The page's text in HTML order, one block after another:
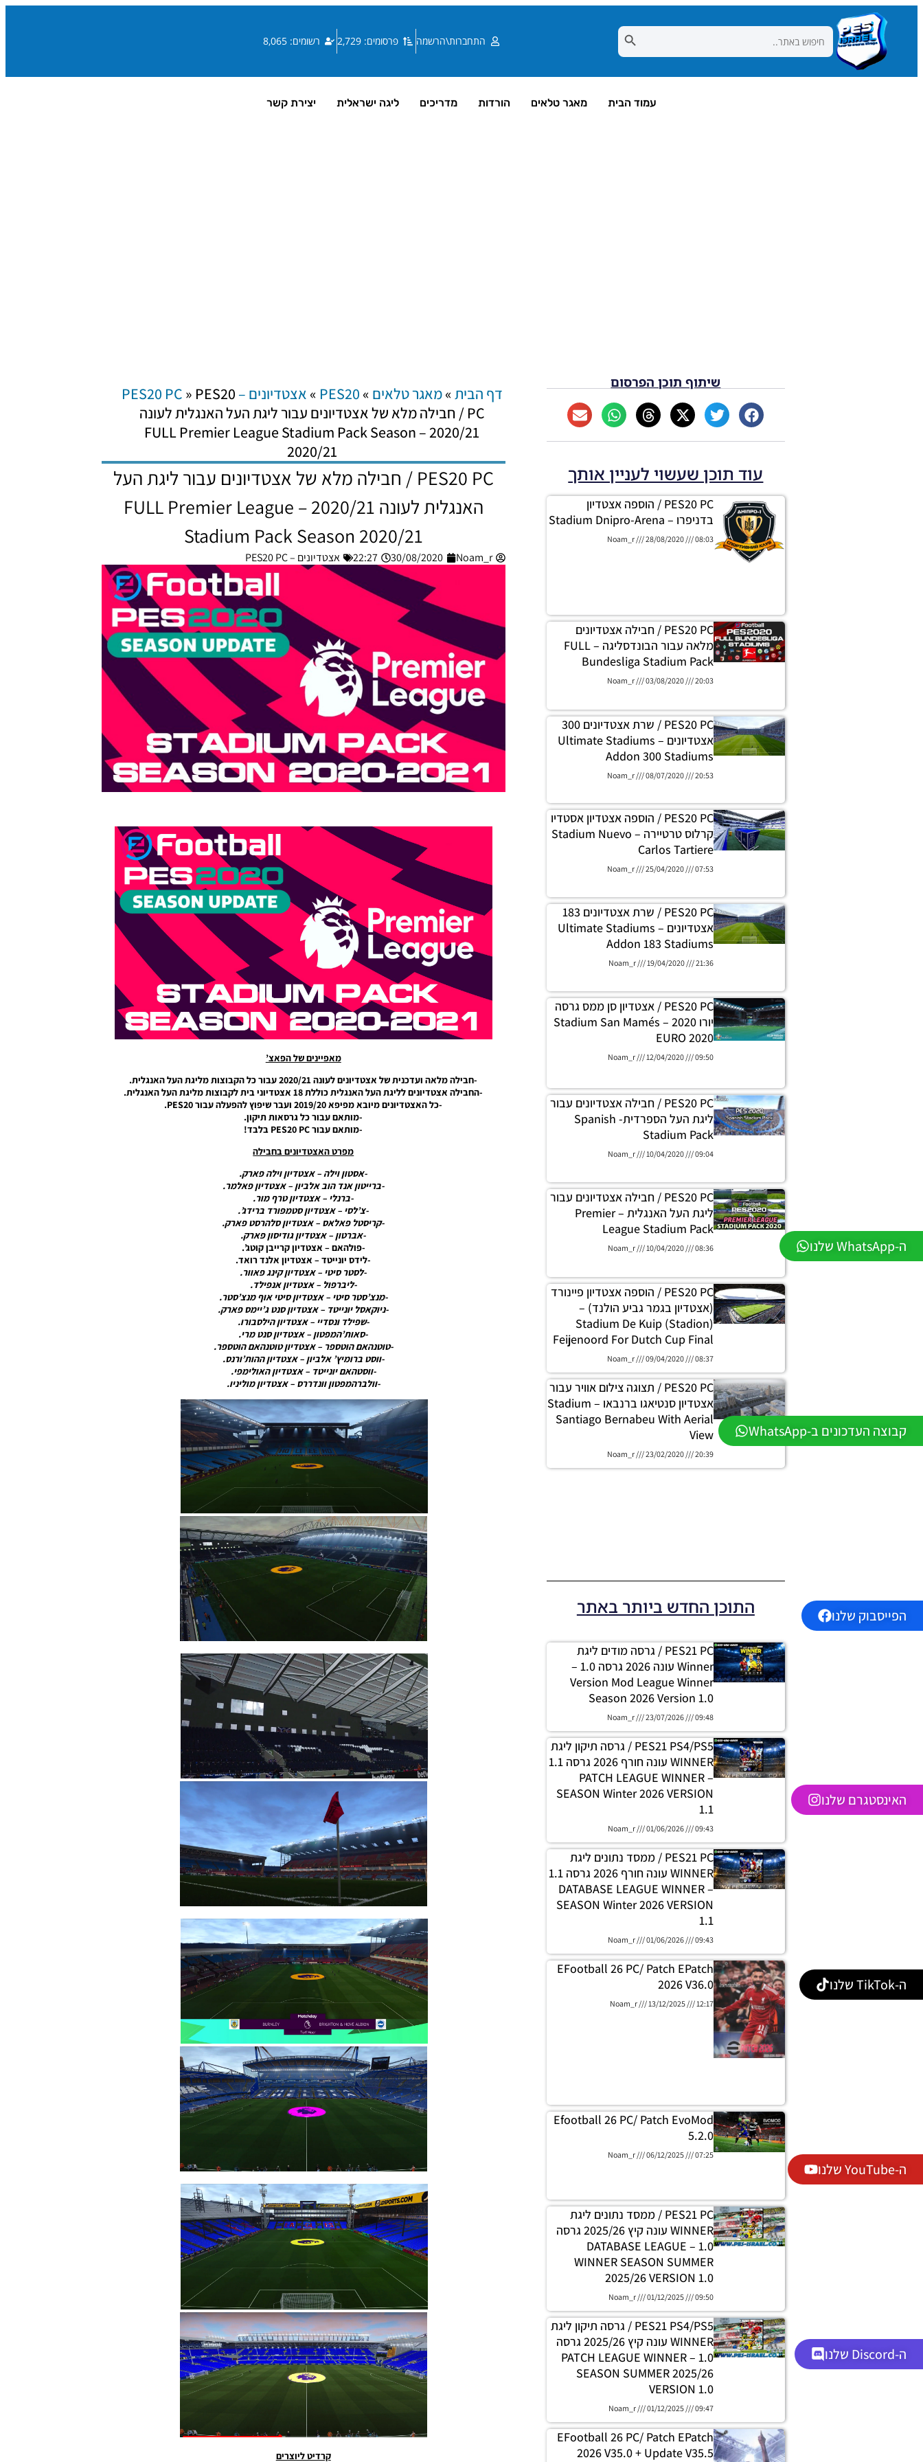
התחברות\הרשמה פרסומים: 2,729 רשומים: 8,065
Search
for:
Search Button
עמוד הבית מאגר טלאים הורדות מדריכים ליגה ישראלית יצירת קשר
ה-WhatsApp שלנו
קבוצה העדכונים ב-WhatsApp
הפייסבוק שלנו
האינסטגרם שלנו
ה-TikTok שלנו
ה-YouTube שלנו
ה-Discord שלנו
דף הבית »מאגר טלאים »
PES20
» אצטדיונים – PES20 PC » PES20
PC / חבילה מלא של אצטדיונים עבור ליגת העל האנגלית לעונה
2020/21 – FULL Premier League Stadium Pack Season
2020/21
PES20 PC / חבילה מלא של אצטדיונים עבור ליגת העל
האנגלית לעונה 2020/21 – FULL Premier League
Stadium Pack Season 2020/21
Noam_r
30/08/2020
22:27 אצטדיונים – PES20 PC
מאפיינים של הפאצ’
-חבילה מלאה ועדכנית של אצטדיונים לעונה 2020/21 עבור כל הקבוצות מליגת העל האנגלית.
-החבילה אצטדיונים לליגת העל האנגלית כוללת 18 אצטדיוני בית לקבוצות מליגת העל האנגלית.
-כל האצטדיונים מיובא מפיפא 2019/20 ועבר שיפוץ להפעלה עבור PES20.
-מותאם עבור כל גרסאות תיקון.
-מותאם עבור PES20 PC בלבד!
מפרט האצטדיונים בחבילה
-אסטון וילה – אצטדיון וילה פארק.
-ברייטון אנד הוב אלביון – אצטדיון פאלמר.
-ברנלי – אצטדיון טרף מור.
-צ’לסי – אצטדיון סטמפורד ברידג’.
-קריסטל פאלאס – אצטדיון סלהרסט פארק.
-אברטון – אצטדיון גודיסון פארק.
-פולהאם – אצטדיון קרייבן קוטג’.
-לידס יונייטד – אצטדיון אלנד רואד.
-לסטר סיטי – אצטדיון קינג פאוור.
-ליברפול – אצטדיון אנפילד.
-מנצ’סטר סיטי – אצטדיון סיטי אוף מנצ’סטר.
-ניוקאסל יונייטד – אצטדיון סנט ג’יימס פארק.
-שפילד ונסדיי – אצטדיון הילסבורו.
-סאות’המפטון – אצטדיון סנט מרי.
-טוטנהאם הוטספר – אצטדיון טוטנהאם הוטספר.
-ווסט ברומיץ’ אלביון – אצטדיון ההות’ורנס.
-ווסטהאם יונייטד – אצטדיון האולימפי.
-וולברהמפטון וונדררס – אצטדיון מוליניו.
קרדיט ליוצרים
שיתוף תוכן הפרסום
עוד תוכן שעשוי לעניין אותך
PES20 PC / הוספה אצטדיון
בדניפרו – Stadium Dnipro-Arena
Noam_r 28/08/2020 08:03
PES20 PC / חבילה אצטדיונים
מלאה עבור הבונדסליגה – FULL
Bundesliga Stadium Pack
Noam_r 03/08/2020 20:03
PES20 PC / שרת אצטדיונים 300
אצטדיונים – Ultimate Stadiums
Addon 300 Stadiums
Noam_r 08/07/2020 20:53
PES20 PC / הוספה אצטדיון אסטדיו
קרלוס טרטיירה – Stadium Nuevo
Carlos Tartiere
Noam_r 25/04/2020 07:53
PES20 PC / שרת אצטדיונים 183
אצטדיונים – Ultimate Stadiums
Addon 183 Stadiums
Noam_r 19/04/2020 21:36
PES20 PC / אצטדיון סן ממס גרסה
יורו 2020 – Stadium San Mamés
EURO 2020
Noam_r 12/04/2020 09:50
PES20 PC / חבילה אצטדיונים עבור
ליגת העל הספרדית- Spanish
Stadium Pack
Noam_r 10/04/2020 09:04
PES20 PC / חבילה אצטדיונים עבור
ליגת העל האנגלית – Premier
League Stadium Pack
Noam_r 10/04/2020 08:36
PES20 PC / הוספה אצטדיון פיינורד
(אצטדיון בגמר גביע הולנד) –
(Stadium De Kuip (Stadion
Feijenoord For Dutch Cup Final
Noam_r 09/04/2020 08:37
PES20 PC / תצוגה צילום אוויר עבור
אצטדיון סנטיאגו ברנבאו – Stadium
Santiago Bernabeu With Aerial
View
Noam_r 23/02/2020 20:39
התוכן החדש ביותר באתר
PES21 PC / גרסה מודים ליגת
Winner עונה 2026 גרסה 1.0 –
Version Mod League Winner
Season 2026 Version 1.0
Noam_r 23/07/2026 09:48
PES21 PS4/PS5 / גרסה תיקון ליגת
WINNER עונה חורף 2026 גרסה 1.1
– PATCH LEAGUE WINNER
SEASON Winter 2026 VERSION
1.1
Noam_r 01/06/2026 09:43
PES21 PC / ממסד נתונים ליגת
WINNER עונה חורף 2026 גרסה 1.1
– DATABASE LEAGUE WINNER
SEASON Winter 2026 VERSION
1.1
Noam_r 01/06/2026 09:43
EFootball 26 PC/ Patch EPatch
2026 V36.0
Noam_r 13/12/2025 12:17
Efootball 26 PC/ Patch EvoMod
5.2.0
Noam_r 06/12/2025 07:25
PES21 PC / ממסד נתונים ליגת
WINNER עונה קיץ 2025/26 גרסה
1.0 – DATABASE LEAGUE
WINNER SEASON SUMMER
2025/26 VERSION 1.0
Noam_r 01/12/2025 09:50
PES21 PS4/PS5 / גרסה תיקון ליגת
WINNER עונה קיץ 2025/26 גרסה
1.0 – PATCH LEAGUE WINNER
SEASON SUMMER 2025/26
VERSION 1.0
Noam_r 01/12/2025 09:47
EFootball 26 PC/ Patch EPatch
2026 V35.0 + Update V35.5